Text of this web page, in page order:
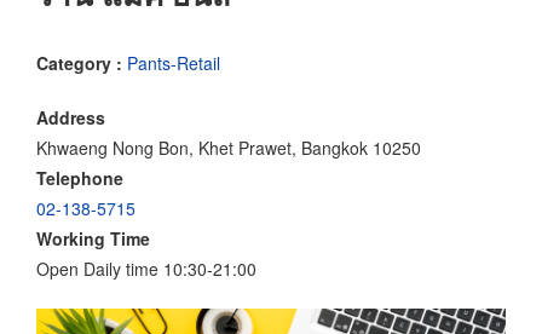
Category : Pants-Retail
Address
Khwaeng Nong Bon, Khet Prawet, Bangkok 10250
Telephone
02-138-5715
Working Time
Open Daily time 10:30-21:00